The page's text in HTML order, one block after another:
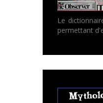
Le
permettant